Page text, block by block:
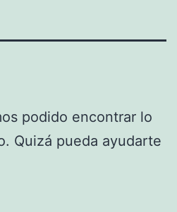
podido encontrar lo
Quizá pueda ayudarte